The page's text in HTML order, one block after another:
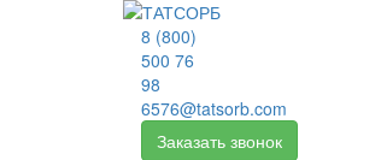
8 (800)
500 76
98
6576@tatsorb.com
Заказать звонок